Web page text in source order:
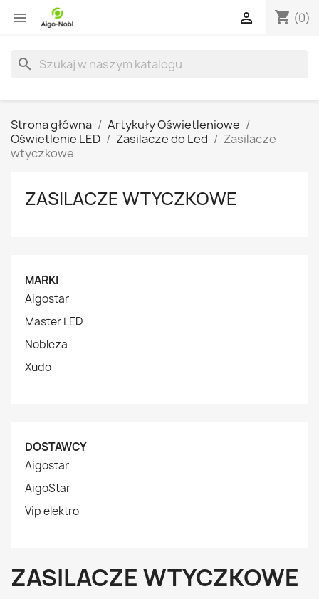
 shopping_cart (0)

search
Strona główna
Artykuły Oświetleniowe
Oświetlenie LED
Zasilacze do Led
Zasilacze
wtyczkowe
ZASILACZE WTYCZKOWE
MARKI
Aigostar
Master LED
Nobleza
Xudo
DOSTAWCY
Aigostar
AigoStar
Vip elektro
ZASILACZE WTYCZKOWE